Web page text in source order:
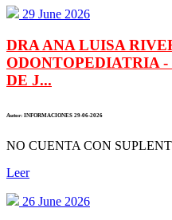
29 June 2026
DRA ANA LUISA
ODONTOPEDIATRIA
DE J...
Autor: INFORMACIONES 29-06-2026
NO CUENTA CON
Leer
26 June 2026